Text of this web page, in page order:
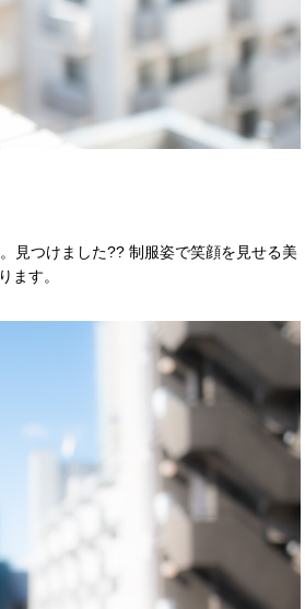
見つけました?? 制服姿で笑顔を見せる美
ます。